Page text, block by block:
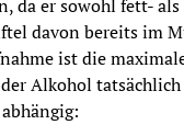
er sowohl fett- als
davon bereits im
ist die
Alkohol